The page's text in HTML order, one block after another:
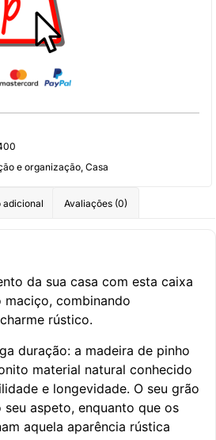
e organização, Casa
adicional Avaliações (0)
da sua casa com esta caixa
combinando
rústico.
duração: a madeira de pinho
material natural conhecido
e longevidade. O seu grão
seu aspeto, enquanto que os
aquela aparência rústica